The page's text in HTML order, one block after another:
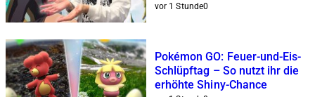
vor 1 Stunde0
Pokémon GO: Feuer-und-Eis-
Schlüpftag – So nutzt ihr die
erhöhte Shiny-Chance